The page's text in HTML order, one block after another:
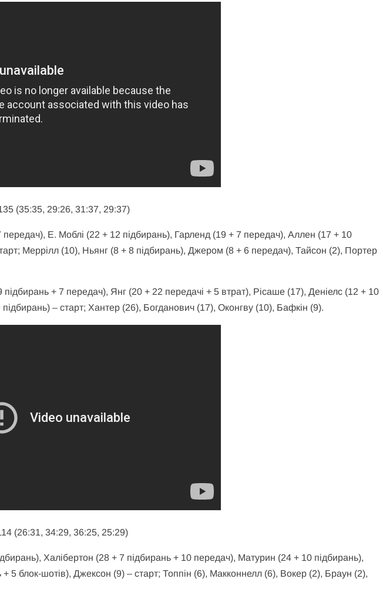
(35:35, 29:26, 31:37, 29:37)
передач), Е. Моблі (22 + 12 підбирань), Гарленд (19 + 7 передач), Аллен (17 + 10
Меррілл (10), Ньянг (8 + 8 підбирань), Джером (8 + 6 передач), Тайсон (2), Портер
+ 7 передач), Янг (20 + 22 передачі + 5 втрат), Рісаше (17), Деніелс (12 + 10
– старт; Хантер (26), Богданович (17), Оконгву (10), Бафкін (9).
(26:31, 34:29, 36:25, 25:29)
Халібертон (28 + 7 підбирань + 10 передач), Матурин (24 + 10 підбирань),
5 блок-шотів), Джексон (9) – старт; Топпін (6), Макконнелл (6), Вокер (2), Браун (2),